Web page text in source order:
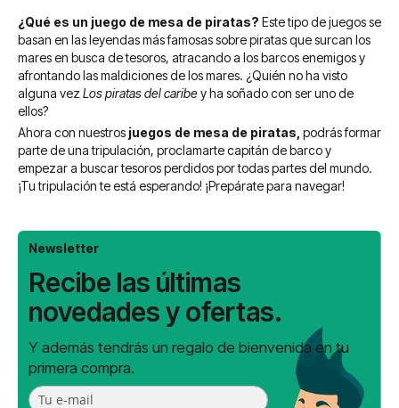
¿Qué es un juego de mesa de piratas? Este tipo de juegos se
basan en las leyendas más famosas sobre piratas que surcan los
mares en busca de tesoros, atracando a los barcos enemigos y
afrontando las maldiciones de los mares. ¿Quién no ha visto
alguna vez Los piratas del caribey ha soñado con ser uno de
ellos?
Ahora con nuestros juegos de mesa de piratas, podrás formar
parte de una tripulación, proclamarte capitán de barco y
empezar a buscar tesoros perdidos por todas partes del mundo.
¡Tu tripulación te está esperando! ¡Prepárate para navegar!
Newsletter
Recibe las últimas
novedades y ofertas.
Y además tendrás un regalo de bienvenida en tu
primera compra.